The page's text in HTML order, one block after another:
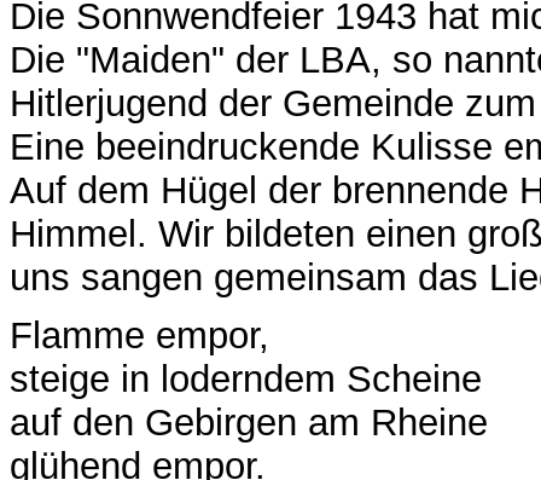
Die Sonnwendfeier 1943 hat
Die "Maiden" der LBA, so
Hitlerjugend der Gemeinde
Eine beeindruckende Kulisse
Auf dem Hügel der brennende
Himmel. Wir bildeten einen
uns sangen gemeinsam das
Flamme empor,
steige in loderndem Scheine
auf den Gebirgen am Rheine
glühend empor.